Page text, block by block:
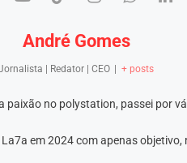
André Gomes
| Redator | CEO + posts
no polystation, passei por
em 2024 com apenas